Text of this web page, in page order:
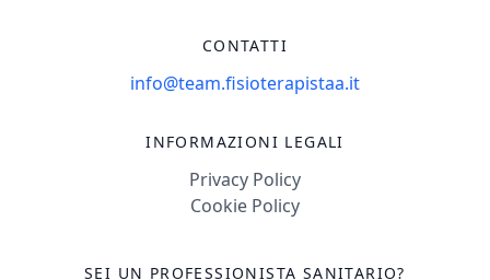
CONTATTI
info@team.fisioterapistaa.it
INFORMAZIONI LEGALI
Privacy Policy
Cookie Policy
SEI UN PROFESSIONISTA SANITARIO?